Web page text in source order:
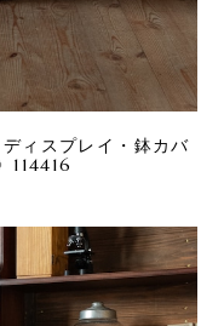
ィスプレイ・鉢カバ
114416